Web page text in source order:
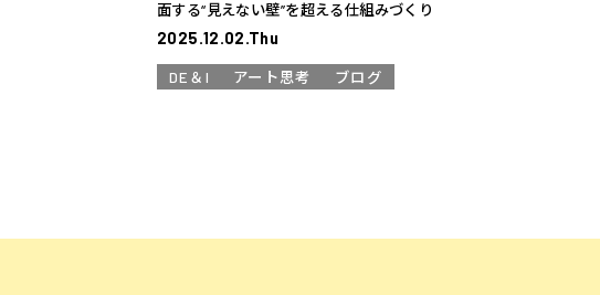
面する“見えない壁”を超える仕組みづくり
2025.12.02.Thu
DE＆I アート思考 ブログ